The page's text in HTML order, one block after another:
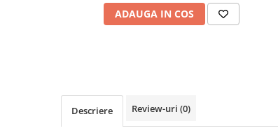
ADAUGA IN COS
Descriere Review-uri (0)